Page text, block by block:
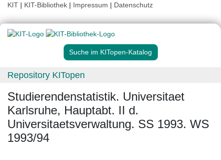
KIT | KIT-Bibliothek | Impressum | Datenschutz
Suche im KITopen-Katalog
Repository KITopen
Studierendenstatistik. Universitaet
Karlsruhe, Hauptabt. II d.
Universitaetsverwaltung. SS 1993. WS
1993/94